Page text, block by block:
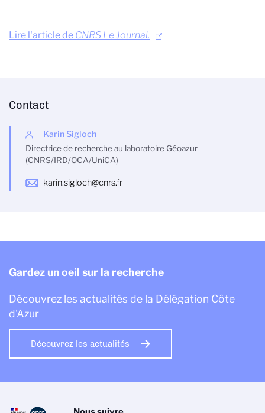
Lire l'article de CNRS Le Journal.
Contact
Karin Sigloch
Directrice de recherche au laboratoire Géoazur
(CNRS/IRD/OCA/UniCA)
karin.sigloch@cnrs.fr
Gardez un oeil sur la recherche
Découvrez les actualités de la Délégation Côte
d'Azur
Découvrez les actualités